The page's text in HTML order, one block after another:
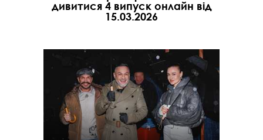
дивитися 4 випуск онлайн від
15.03.2026